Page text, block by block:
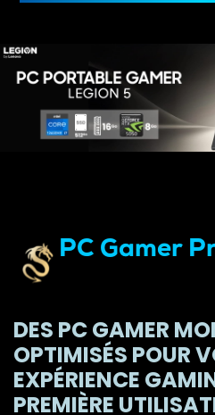
PC Gamer
DES PC GAMER
OPTIMISÉS POUR
EXPÉRIENCE
PREMIÈRE